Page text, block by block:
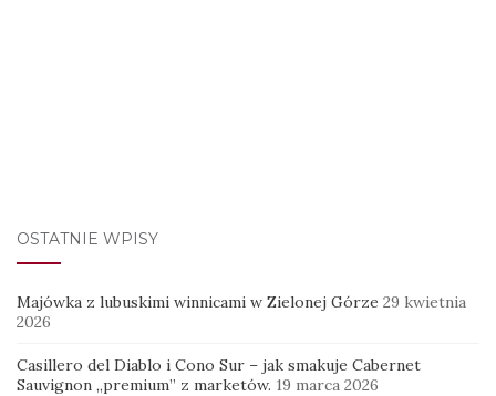
OSTATNIE WPISY
Majówka z lubuskimi winnicami w Zielonej Górze 29 kwietnia
2026
Casillero del Diablo i Cono Sur – jak smakuje Cabernet
Sauvignon „premium” z marketów. 19 marca 2026